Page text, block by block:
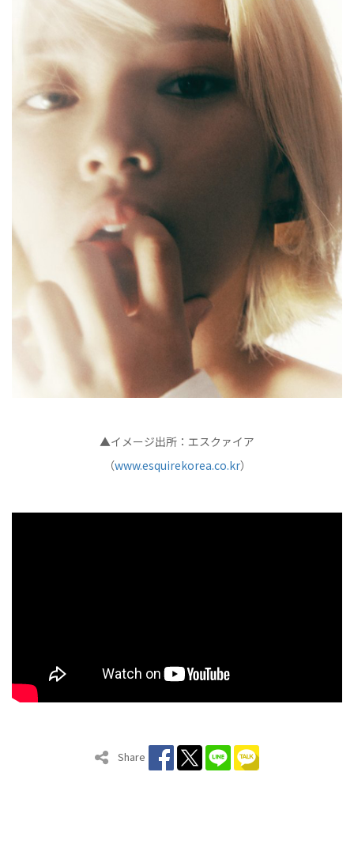
▲イメージ出所：エスクァイア
（www.esquirekorea.co.kr）
Share